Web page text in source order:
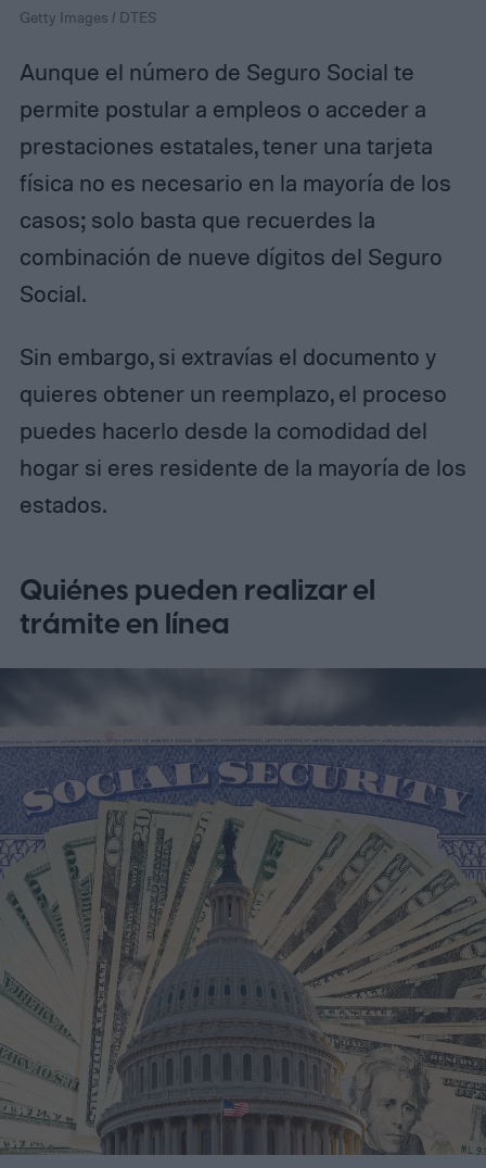
Getty Images / DTES
Aunque el número de Seguro Social te
permite postular a empleos o acceder a
prestaciones estatales, tener una tarjeta
física no es necesario en la mayoría de los
casos; solo basta que recuerdes la
combinación de nueve dígitos del Seguro
Social.
Sin embargo, si extravías el documento y
quieres obtener un reemplazo, el proceso
puedes hacerlo desde la comodidad del
hogar si eres residente de la mayoría de los
estados.
Quiénes pueden realizar el
trámite en línea